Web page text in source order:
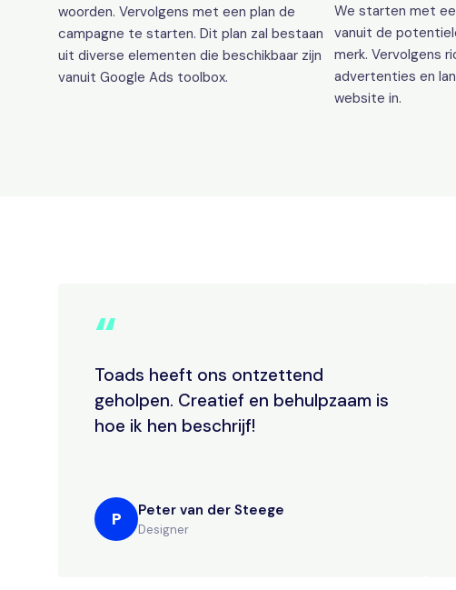
woorden. Vervolgens met een plan de
campagne te starten. Dit plan zal bestaan
uit diverse elementen die beschikbaar zijn
vanuit Google Ads toolbox.
We starten met
vanuit de
merk. Vervolgens
advertenties en
website in.
“
Toads heeft ons ontzettend
geholpen. Creatief en behulpzaam is
hoe ik hen beschrijf!
P Peter van der Steege
Designer